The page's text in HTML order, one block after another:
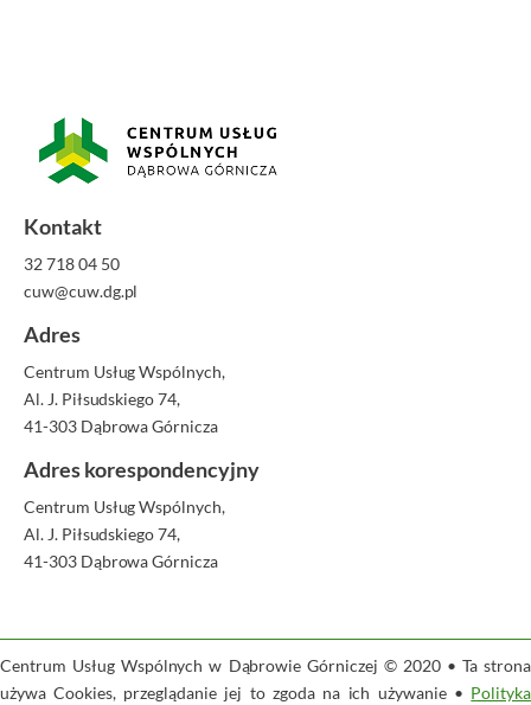
Kontakt
32 718 04 50
cuw@cuw.dg.pl
Adres
Centrum Usług Wspólnych,
Al. J. Piłsudskiego 74,
41-303 Dąbrowa Górnicza
Adres korespondencyjny
Centrum Usług Wspólnych,
Al. J. Piłsudskiego 74,
41-303 Dąbrowa Górnicza
Centrum Usług Wspólnych w Dąbrowie Górniczej © 2020 • Ta strona
używa Cookies, przeglądanie jej to zgoda na ich używanie • Polityka